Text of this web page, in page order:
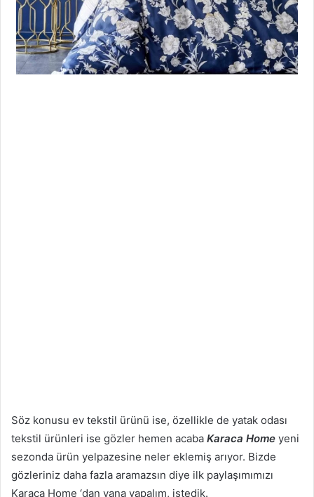
Söz konusu ev tekstil ürünü ise, özellikle de yatak odası
tekstil ürünleri ise gözler hemen acaba Karaca Home yeni
sezonda ürün yelpazesine neler eklemiş arıyor. Bizde
gözleriniz daha fazla aramazsın diye ilk paylaşımımızı
Karaca Home ‘dan yana yapalım, istedik.